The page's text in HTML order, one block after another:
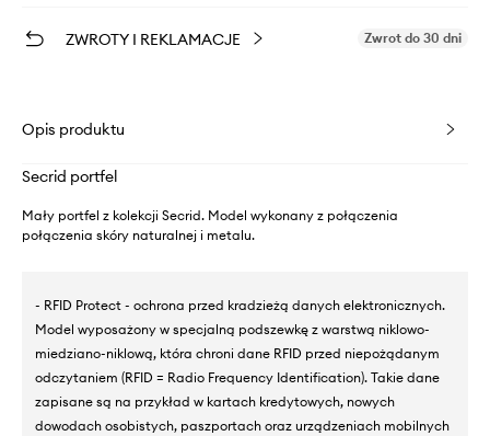
ZWROTY I REKLAMACJE Zwrot do 30 dni
Opis produktu
Secrid portfel
Mały portfel z kolekcji Secrid. Model wykonany z połączenia
połączenia skóry naturalnej i metalu.
- RFID Protect - ochrona przed kradzieżą danych elektronicznych.
Model wyposażony w specjalną podszewkę z warstwą niklowo-
miedziano-niklową, która chroni dane RFID przed niepożądanym
odczytaniem (RFID = Radio Frequency Identification). Takie dane
zapisane są na przykład w kartach kredytowych, nowych
dowodach osobistych, paszportach oraz urządzeniach mobilnych